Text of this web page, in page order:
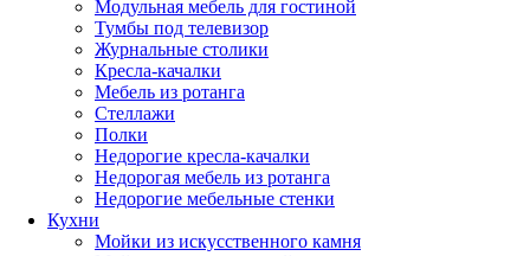
Модульная мебель для гостиной
Тумбы под телевизор
Журнальные столики
Кресла-качалки
Мебель из ротанга
Стеллажи
Полки
Недорогие кресла-качалки
Недорогая мебель из ротанга
Недорогие мебельные стенки
Кухни
Мойки из искусственного камня